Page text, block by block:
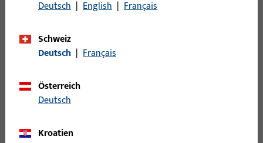
Zusatzfallenschlösser
Zusatzschloss
Deutsch | English | Français
Schweiz
Deutsch | Français
Österreich
Deutsch
Kroatien